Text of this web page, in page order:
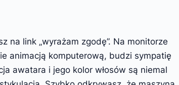
na link „wyrażam zgodę”. Na monitorze
animacją komputerową, budzi sympatię
awatara i jego kolor włosów są niemal